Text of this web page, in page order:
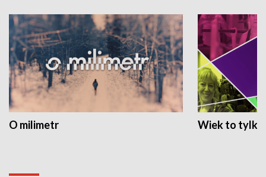
O milimetr Wiek to tylko